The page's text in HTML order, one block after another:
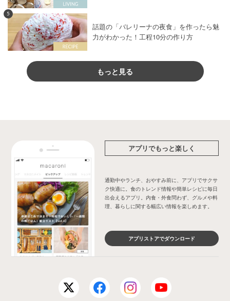
5
話題の「バレリーナの夜食」を作ったら魅
力がわかった！工程10分の作り方
もっと見る
アプリでもっと楽しく
通勤中やランチ、おやすみ前に、アプリでサクサ
ク快適に。食のトレンド情報や簡単レシピに毎日
出会えるアプリ。内食・外食問わず、グルメや料
理、暮らしに関する幅広い情報を楽しめます。
アプリストアでダウンロード